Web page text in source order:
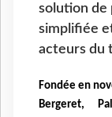
solution de
simplifiée
acteurs du
Fondée en
Bergeret,